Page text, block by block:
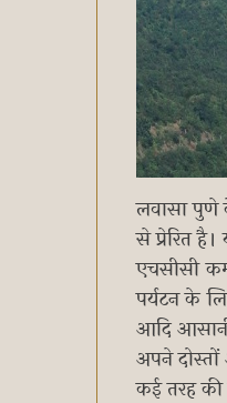
लवासा पुणे
से प्रेरित
एचसीसी
पर्यटन के
आदि
अपने
कई तरह की